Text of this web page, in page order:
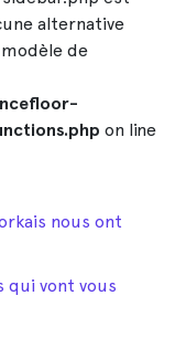
alternative
de
on line
nous ont
qui vont vous